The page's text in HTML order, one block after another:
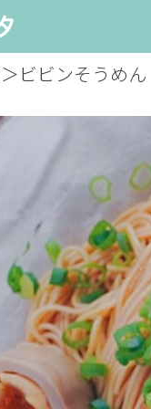
＞ビビンそうめん